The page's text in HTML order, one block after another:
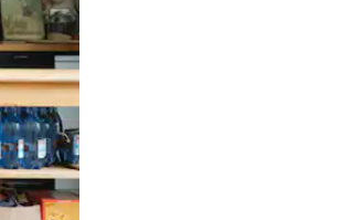
of swipen.